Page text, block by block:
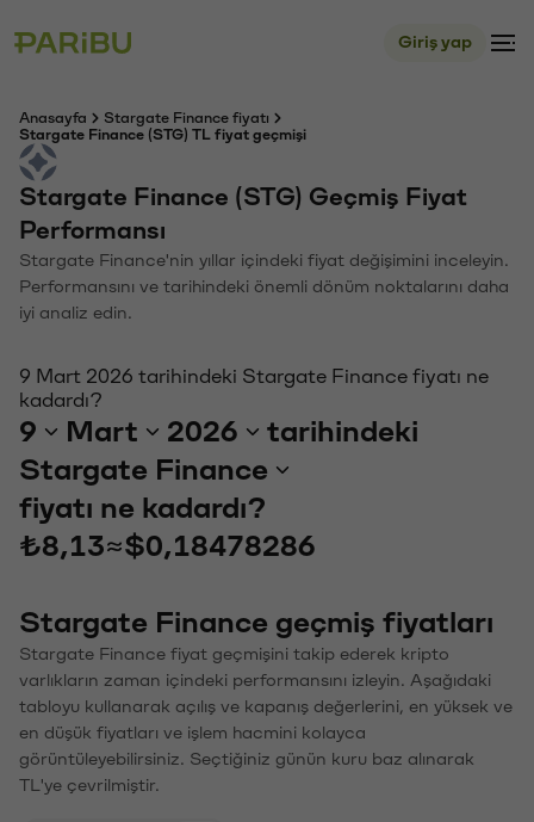
Giriş yap
Anasayfa
Stargate Finance fiyatı
Stargate Finance (STG) TL fiyat geçmişi
Stargate Finance (STG) Geçmiş Fiyat
Performansı
Stargate Finance'nin yıllar içindeki fiyat değişimini inceleyin.
Performansını ve tarihindeki önemli dönüm noktalarını daha
iyi analiz edin.
9 Mart 2026 tarihindeki Stargate Finance fiyatı ne
kadardı?
9 Mart 2026
tarihindeki
Stargate Finance
fiyatı ne kadardı?
₺8,13≈$0,18478286
Stargate Finance geçmiş fiyatları
Stargate Finance fiyat geçmişini takip ederek kripto
varlıkların zaman içindeki performansını izleyin. Aşağıdaki
tabloyu kullanarak açılış ve kapanış değerlerini, en yüksek ve
en düşük fiyatları ve işlem hacmini kolayca
görüntüleyebilirsiniz. Seçtiğiniz günün kuru baz alınarak
TL'ye çevrilmiştir.